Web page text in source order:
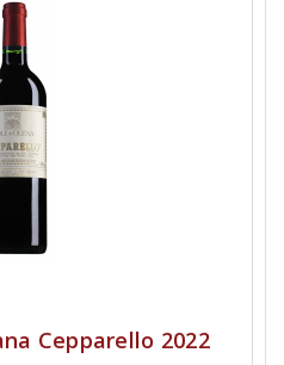
Cepparello 2022